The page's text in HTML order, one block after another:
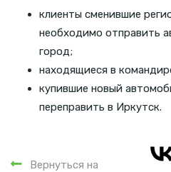
клиенты сменившие
необходимо отправить
город;
находящиеся в
купившие новый
переправить в Иркутск.
Вернуться на